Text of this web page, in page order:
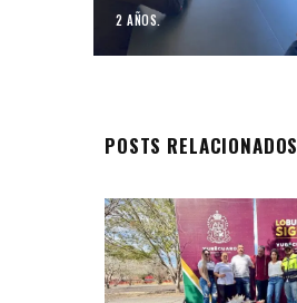
2 AÑOS.
POSTS RELACIONADOS